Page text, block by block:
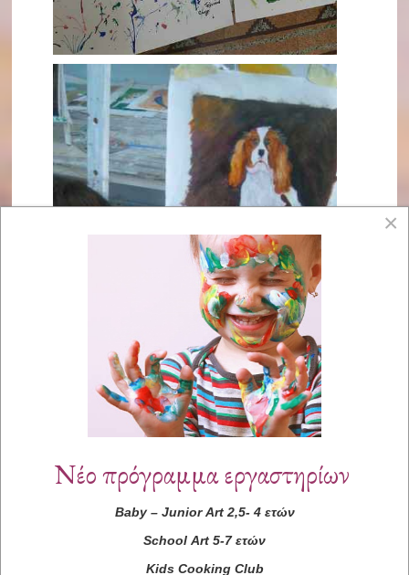
×
Νέο πρόγραμμα εργαστηρίων
Baby– Junior Art2,5- 4 ετών
School Art 5-7 ετών
Kids Cooking Club